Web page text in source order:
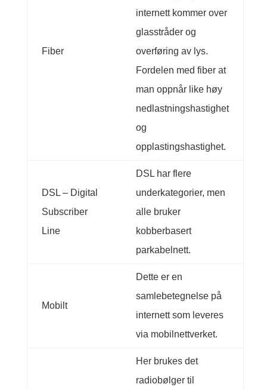
Fiber
internett kommer over
glasstråder og
overføring av lys.
Fordelen med fiber at
man oppnår like høy
nedlastningshastighet
og
opplastingshastighet.
DSL – Digital
Subscriber
Line
DSL har flere
underkategorier, men
alle bruker
kobberbasert
parkabelnett.
Mobilt
Dette er en
samlebetegnelse på
internett som leveres
via mobilnettverket.
Her brukes det
radiobølger til